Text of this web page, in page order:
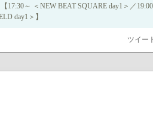
17:30～ ＜NEW BEAT SQUARE day1＞／
day1＞】
ツイー